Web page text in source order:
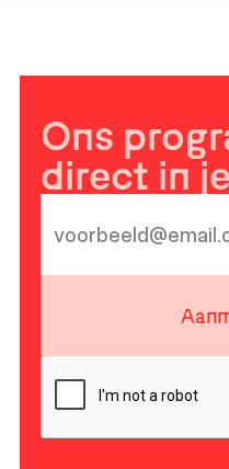
Ons
direct in